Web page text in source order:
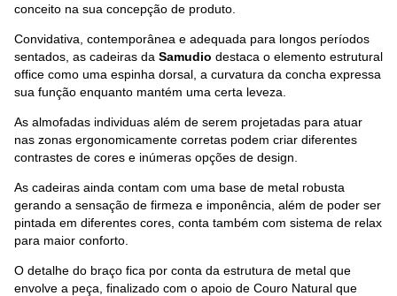
conceito na sua concepção de produto.
Convidativa, contemporânea e adequada para longos períodos
sentados, as cadeiras da Samudio destaca o elemento estrutural
office como uma espinha dorsal, a curvatura da concha expressa
sua função enquanto mantém uma certa leveza.
As almofadas individuas além de serem projetadas para atuar
nas zonas ergonomicamente corretas podem criar diferentes
contrastes de cores e inúmeras opções de design.
As cadeiras ainda contam com uma base de metal robusta
gerando a sensação de firmeza e imponência, além de poder ser
pintada em diferentes cores, conta também com sistema de relax
para maior conforto.
O detalhe do braço fica por conta da estrutura de metal que
envolve a peça, finalizado com o apoio de Couro Natural que